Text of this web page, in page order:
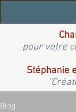
pour votre
Stéphanie
Blog